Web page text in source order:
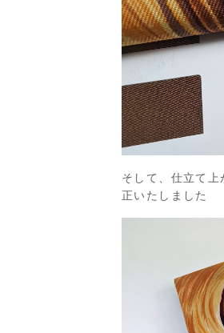
そして、仕立て
正いたしました